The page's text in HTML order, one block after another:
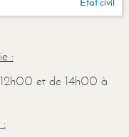
:
et de 14h00 à
: